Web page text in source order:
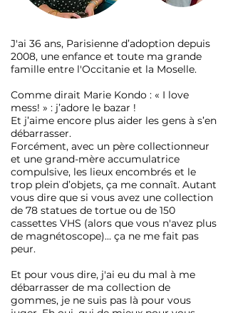
J'ai 36 ans, Parisienne d’adoption depuis
2008, une enfance et toute ma grande
famille entre l'Occitanie et la Moselle.
Comme dirait Marie Kondo : « I love
mess! » : j’adore le bazar !
Et j’aime encore plus aider les gens à s’en
débarrasser.
Forcément, avec un père collectionneur
et une grand-mère accumulatrice
compulsive, les lieux encombrés et le
trop plein d’objets, ça me connaît. Autant
vous dire que si vous avez une collection
de 78 statues de tortue ou de 150
cassettes VHS (alors que vous n'avez plus
de magnétoscope)... ça ne me fait pas
peur.
Et pour vous dire, j'ai eu du mal à me
débarrasser de ma collection de
gommes, je ne suis pas là pour vous